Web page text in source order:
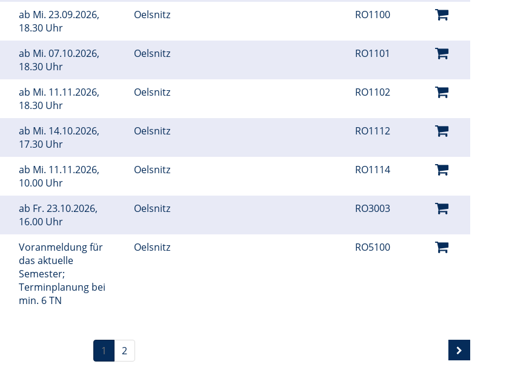
ab Mi. 23.09.2026,
18.30 Uhr
Oelsnitz RO1100
ab Mi. 07.10.2026,
18.30 Uhr
Oelsnitz RO1101
ab Mi. 11.11.2026,
18.30 Uhr
Oelsnitz RO1102
ab Mi. 14.10.2026,
17.30 Uhr
Oelsnitz RO1112
ab Mi. 11.11.2026,
10.00 Uhr
Oelsnitz RO1114
ab Fr. 23.10.2026,
16.00 Uhr
Oelsnitz RO3003
Voranmeldung für
das aktuelle
Semester;
Terminplanung bei
min. 6 TN
Oelsnitz RO5100
1 2